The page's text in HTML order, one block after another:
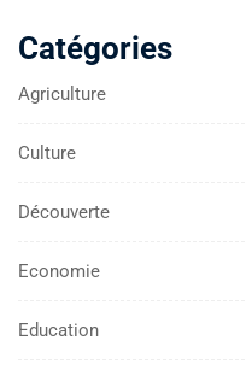
Catégories
Agriculture
Culture
Découverte
Economie
Education